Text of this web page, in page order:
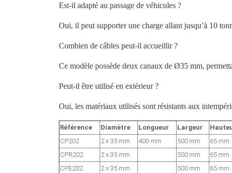
Est-il adapté au passage de véhicules ?
Oui, il peut supporter une charge allant jusqu’à 10
Combien de câbles peut-il accueillir ?
Ce modèle possède deux canaux de Ø35 mm,
Peut-il être utilisé en extérieur ?
Oui, les matériaux utilisés sont résistants aux
Référence Diamètre Longueur Largeur
CP202
2 x 35 mm 400 mm 500 mm 65 mm
CPR202
2 x 35 mm 500 mm 65 mm
CPE202
2 x 35 mm 500 mm 65 mm